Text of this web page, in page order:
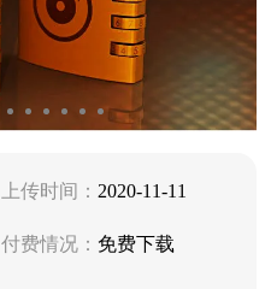
上传时间： 2020-11-11
付费情况： 免费下载